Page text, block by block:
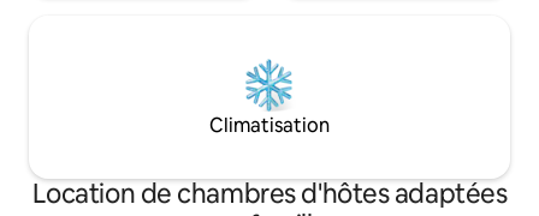
Climatisation
Location de chambres d'hôtes adaptées